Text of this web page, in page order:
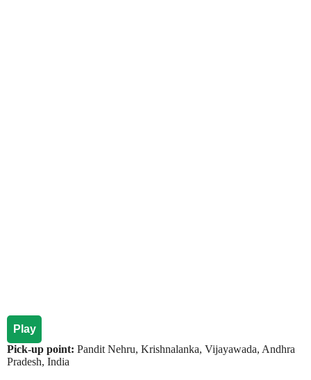
Play
Pick-up point: Pandit Nehru, Krishnalanka, Vijayawada, Andhra
Pradesh, India